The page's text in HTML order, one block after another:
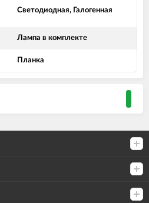
Светодиодная, Галогенная
Лампа в комплекте
Планка